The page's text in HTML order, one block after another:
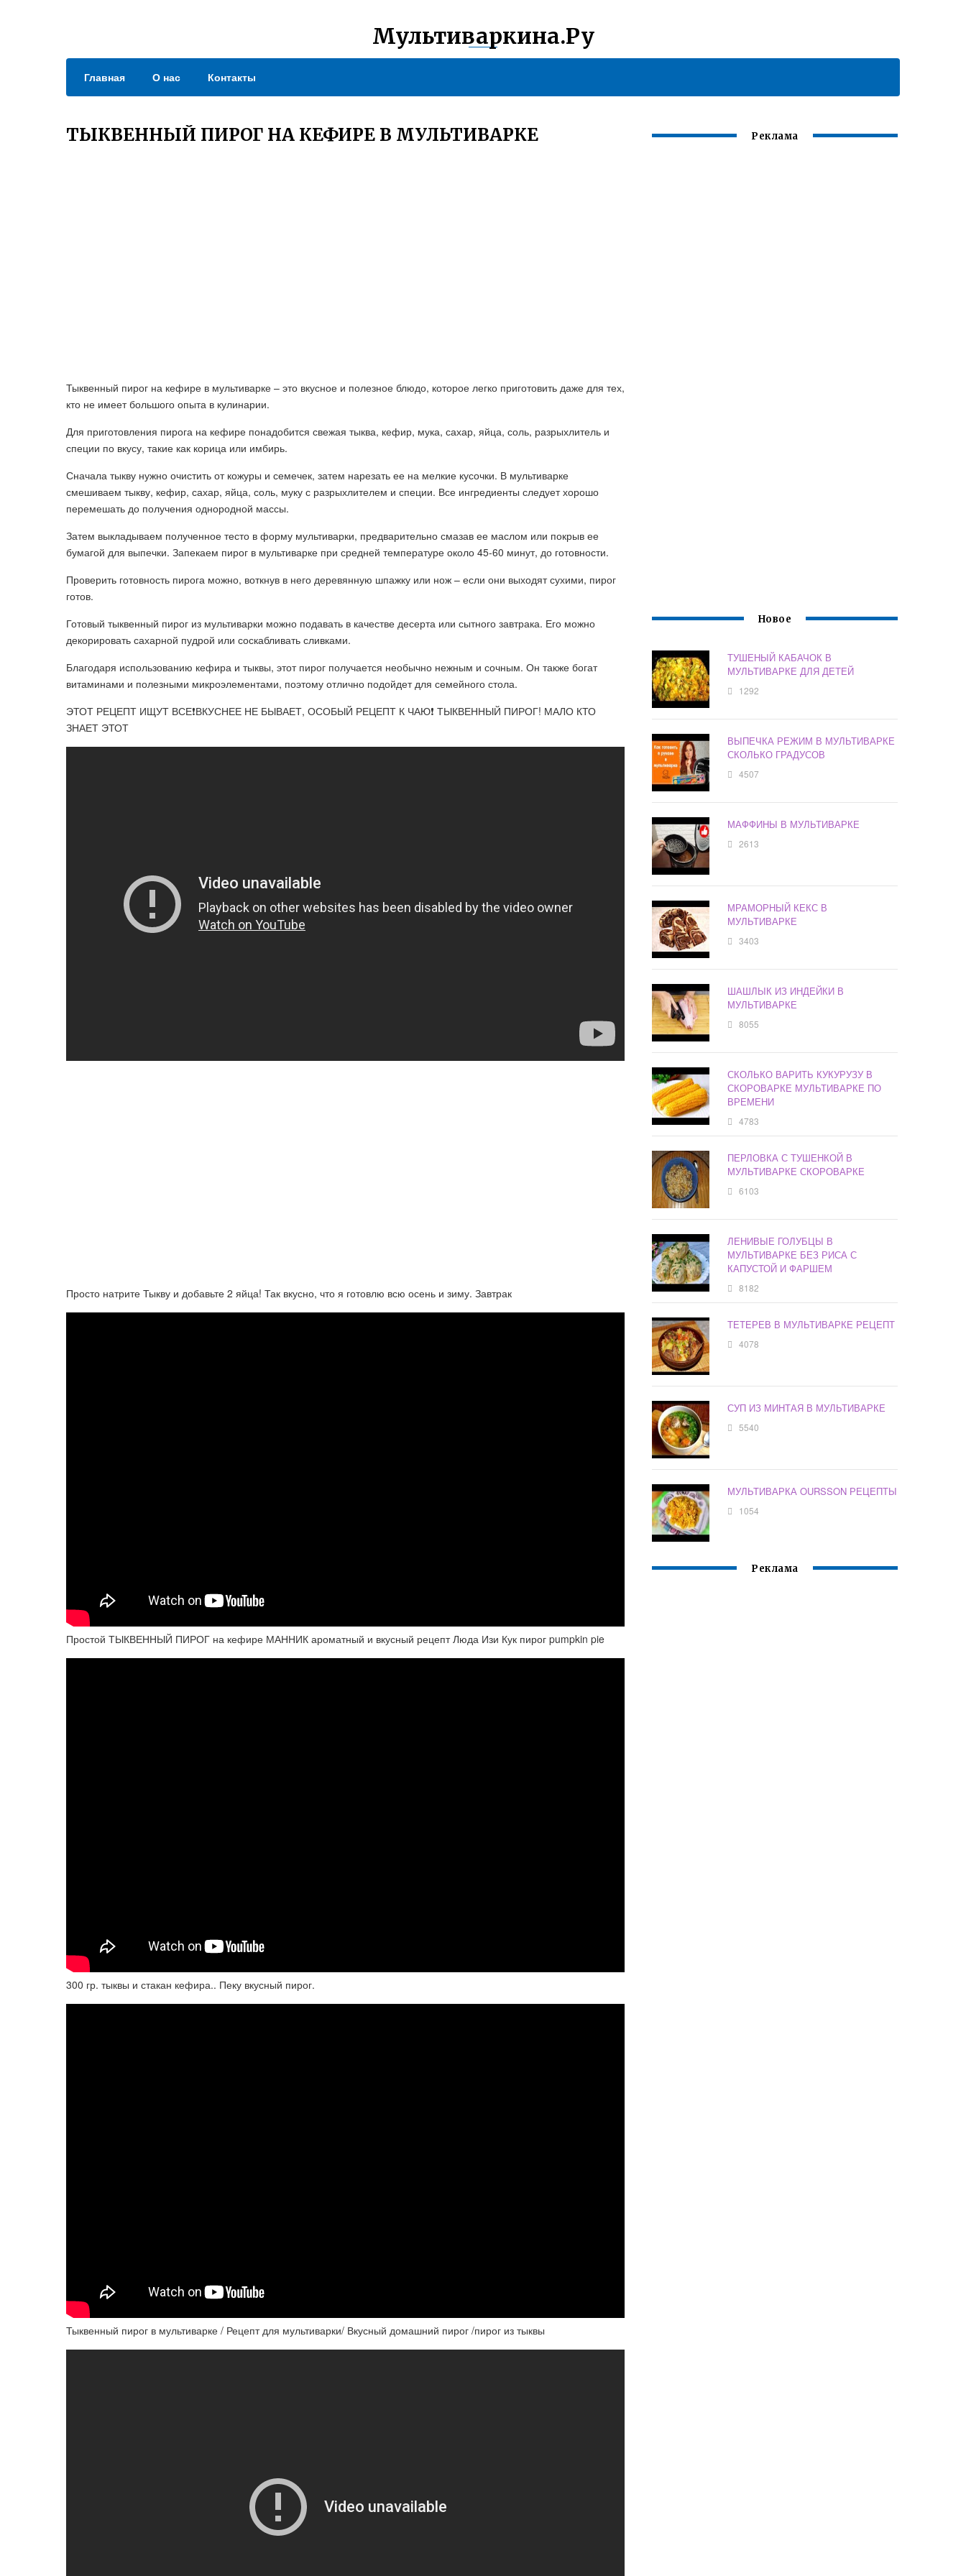
Мультиваркина.Ру
Главная О нас Контакты
ТЫКВЕННЫЙ ПИРОГ НА КЕФИРЕ В МУЛЬТИВАРКЕ
Тыквенный пирог на кефире в мультиварке – это вкусное и полезное блюдо, которое легко приготовить даже для тех,
кто не имеет большого опыта в кулинарии.
Для приготовления пирога на кефире понадобится свежая тыква, кефир, мука, сахар, яйца, соль, разрыхлитель и
специи по вкусу, такие как корица или имбирь.
Сначала тыкву нужно очистить от кожуры и семечек, затем нарезать ее на мелкие кусочки. В мультиварке
смешиваем тыкву, кефир, сахар, яйца, соль, муку с разрыхлителем и специи. Все ингредиенты следует хорошо
перемешать до получения однородной массы.
Затем выкладываем полученное тесто в форму мультиварки, предварительно смазав ее маслом или покрыв ее
бумагой для выпечки. Запекаем пирог в мультиварке при средней температуре около 45-60 минут, до готовности.
Проверить готовность пирога можно, воткнув в него деревянную шпажку или нож – если они выходят сухими, пирог
готов.
Готовый тыквенный пирог из мультиварки можно подавать в качестве десерта или сытного завтрака. Его можно
декорировать сахарной пудрой или соскабливать сливками.
Благодаря использованию кефира и тыквы, этот пирог получается необычно нежным и сочным. Он также богат
витаминами и полезными микроэлементами, поэтому отлично подойдет для семейного стола.
ЭТОТ РЕЦЕПТ ИЩУТ ВСЕ❗ВКУСНЕЕ НЕ БЫВАЕТ, ОСОБЫЙ РЕЦЕПТ К ЧАЮ❗ ТЫКВЕННЫЙ ПИРОГ! МАЛО КТО
ЗНАЕТ ЭТОТ
Просто натрите Тыкву и добавьте 2 яйца! Так вкусно, что я готовлю всю осень и зиму. Завтрак
Простой ТЫКВЕННЫЙ ПИРОГ на кефире МАННИК ароматный и вкусный рецепт Люда Изи Кук пирог pumpkin pie
300 гр. тыквы и стакан кефира.. Пеку вкусный пирог.
Тыквенный пирог в мультиварке / Рецепт для мультиварки/ Вкусный домашний пирог /пирог из тыквы
Реклама
Новое
ТУШЕНЫЙ КАБАЧОК В
МУЛЬТИВАРКЕ ДЛЯ ДЕТЕЙ
1292
ВЫПЕЧКА РЕЖИМ В МУЛЬТИВАРКЕ
СКОЛЬКО ГРАДУСОВ
4507
МАФФИНЫ В МУЛЬТИВАРКЕ
2613
МРАМОРНЫЙ КЕКС В
МУЛЬТИВАРКЕ
3403
ШАШЛЫК ИЗ ИНДЕЙКИ В
МУЛЬТИВАРКЕ
8055
СКОЛЬКО ВАРИТЬ КУКУРУЗУ В
СКОРОВАРКЕ МУЛЬТИВАРКЕ ПО
ВРЕМЕНИ
4783
ПЕРЛОВКА С ТУШЕНКОЙ В
МУЛЬТИВАРКЕ СКОРОВАРКЕ
6103
ЛЕНИВЫЕ ГОЛУБЦЫ В
МУЛЬТИВАРКЕ БЕЗ РИСА С
КАПУСТОЙ И ФАРШЕМ
8182
ТЕТЕРЕВ В МУЛЬТИВАРКЕ РЕЦЕПТ
4078
СУП ИЗ МИНТАЯ В МУЛЬТИВАРКЕ
5540
МУЛЬТИВАРКА OURSSON РЕЦЕПТЫ
1054
Реклама